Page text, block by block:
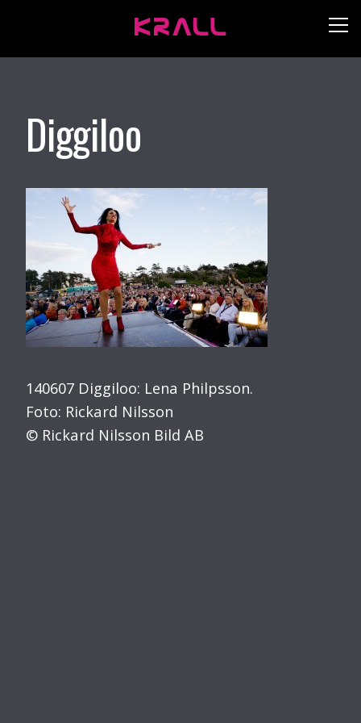
Diggiloo
140607 Diggiloo: Lena Philpsson.
Foto: Rickard Nilsson
© Rickard Nilsson Bild AB